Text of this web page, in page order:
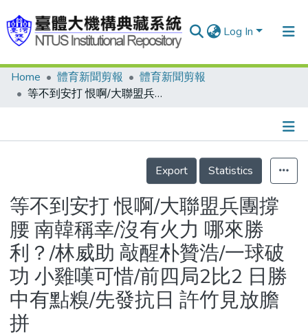
Log In
Communities & Collections
Statistics
Home 體育新聞剪報
體育新聞剪報
等不到安打 恨啊/大聯盟兵團撐腰 南韓稱幸/沒有火力 哪來勝利？/林威助 敲醒朴贊浩/一球破功 小雞嘆可惜/前四局2比2 日勝中有點糗/先發抗日 許竹見放膽拼
Details
Export
Statistics
等不到安打 恨啊/大聯盟兵團撐
腰 南韓稱幸/沒有火力 哪來勝
利？/林威助 敲醒朴贊浩/一球破
功 小雞嘆可惜/前四局2比2 日勝
中有點糗/先發抗日 許竹見放膽
拼